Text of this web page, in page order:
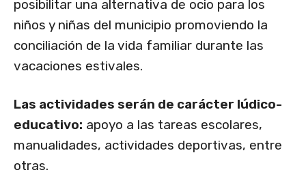
posibilitar una alternativa de ocio para los
niños y niñas del municipio promoviendo la
conciliación de la vida familiar durante las
vacaciones estivales.
Las actividades serán de carácter lúdico-
educativo: apoyo a las tareas escolares,
manualidades, actividades deportivas, entre
otras.